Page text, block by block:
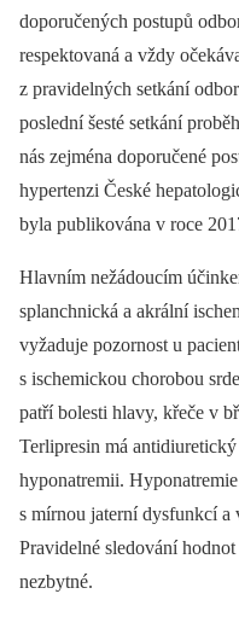
doporučených postupů
respektovaná a vždy
z pravidelných setkání
poslední šesté setkání
nás zejména doporučené
hypertenzi České
byla publikována v roce
Hlavním nežádoucím
splanchnická a akrální
vyžaduje pozornost u
s ischemickou chorobou
patří bolesti hlavy, křeče v
Terlipresin má
hyponatremii.
s mírnou jaterní dysfunkcí a
Pravidelné sledování
nezbytné.